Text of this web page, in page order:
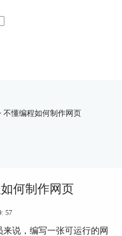
不懂编程如何制作网页
何制作网页
57
说，编写一张可运行的网